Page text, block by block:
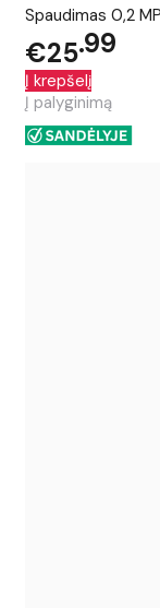
Spaudimas 0,2
€2599
Į krepšelį
Į palyginimą